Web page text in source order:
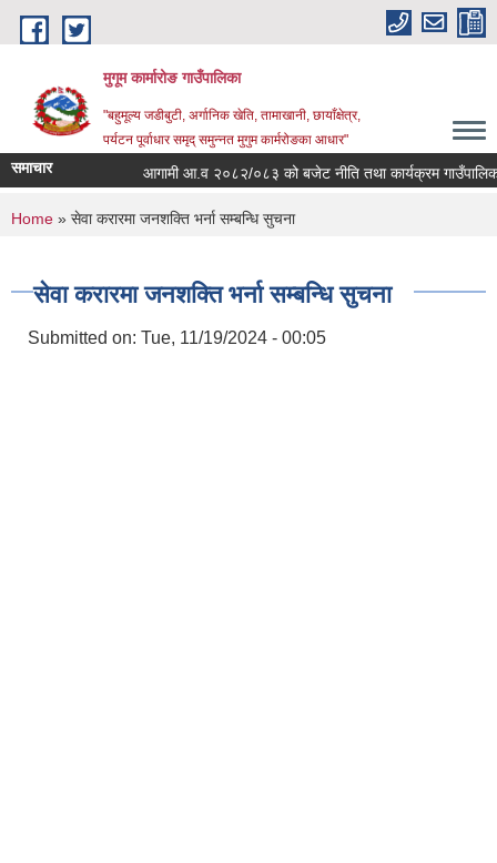
Skip to main content
मुगूम कार्मारोङ गाउँपालिका
"बहुमूल्य जडीबुटी, अर्गानिक खेति, तामाखानी, छायाँक्षेत्र,
पर्यटन पूर्वाधार समृद् समुन्नत मुगुम कार्मरोङका आधार"
समाचार आगामी आ.व २०८२/०८३ को बजेट नीति तथा कार्यक्रम
You are here
Home » सेवा करारमा जनशक्ति भर्ना सम्बन्धि सुचना
सेवा करारमा जनशक्ति भर्ना सम्बन्धि सुचना
Submitted on: Tue, 11/19/2024 - 00:05